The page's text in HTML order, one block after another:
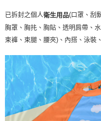
已拆封之個人衛生用品(口罩、刮
胸罩、胸扥、胸貼、透明肩帶、
束褲、束腿、腰夾) 、內搭、泳裝